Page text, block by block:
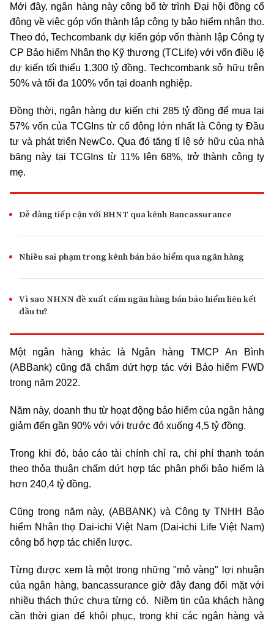
Mới đây, ngân hàng này công bố tờ trình Đại hội đồng cổ
đông về việc góp vốn thành lập công ty bảo hiểm nhân thọ.
Theo đó, Techcombank dự kiến góp vốn thành lập Công ty
CP Bảo hiểm Nhân thọ Kỹ thương (TCLife) với vốn điều lệ
dự kiến tối thiểu 1.300 tỷ đồng. Techcombank sở hữu trên
50% và tối đa 100% vốn tại doanh nghiệp.
Đồng thời, ngân hàng dự kiến chi 285 tỷ đồng để mua lại
57% vốn của TCGIns từ cổ đông lớn nhất là Công ty Đầu
tư và phát triển NewCo. Qua đó tăng tỉ lệ sở hữu của nhà
băng này tại TCGIns từ 11% lên 68%, trở thành công ty
mẹ.
Dễ dàng tiếp cận với BHNT qua kênh Bancassurance
Nhiều sai phạm trong kênh bán bảo hiểm qua ngân hàng
Vì sao NHNN đề xuất cấm ngân hàng bán bảo hiểm liên kết
đầu tư?
Một ngân hàng khác là Ngân hàng TMCP An Bình
(ABBank) cũng đã chấm dứt hợp tác với Bảo hiểm FWD
trong năm 2022.
Năm này, doanh thu từ hoạt động bảo hiểm của ngân hàng
giảm đến gần 90% với với trước đó xuống 4,5 tỷ đồng.
Trong khi đó, báo cáo tài chính chỉ ra, chi phí thanh toán
theo thỏa thuận chấm dứt hợp tác phân phối bảo hiểm là
hơn 240,4 tỷ đồng.
Cũng trong năm này, (ABBANK) và Công ty TNHH Bảo
hiểm Nhân thọ Dai-ichi Việt Nam (Dai-ichi Life Việt Nam)
công bố hợp tác chiến lược.
Từng được xem là một trong những "mỏ vàng" lợi nhuận
của ngân hàng, bancassurance giờ đây đang đối mặt với
nhiều thách thức chưa từng có. Niềm tin của khách hàng
cần thời gian để khôi phục, trong khi các ngân hàng và